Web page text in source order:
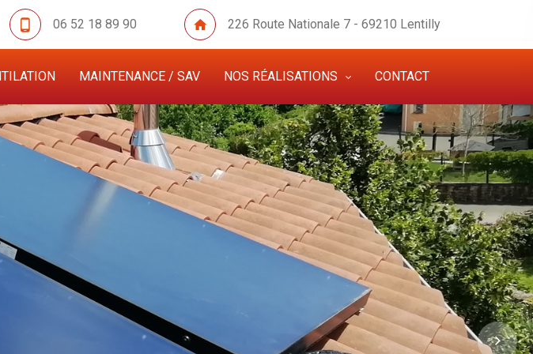
06 52 18 89 90 226 Route Nationale 7 - 69210 Lentilly
MAINTENANCE / SAV NOS RÉALISATIONS CONTACT